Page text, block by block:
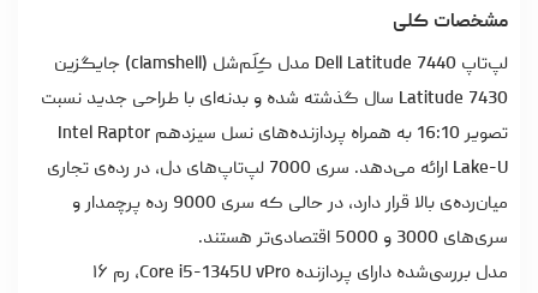
مشخصات کلی
لپ‌تاپ Dell Latitude 7440 مدل کِلَم‌شل (clamshell) جایگزین
Latitude 7430 سال گذشته شده و بدنه‌ای با طراحی جدید نسبت
تصویر 16:10 به همراه پردازنده‌های نسل سیزدهم Intel Raptor
Lake-U ارائه می‌دهد. سری 7000 لپ‌تاپ‌های دل، در رده‌ی تجاری
میان‌رده‌ی بالا قرار دارد، در حالی که سری 9000 رده پرچمدار و
سری‌های 3000 و 5000 اقتصادی‌تر هستند.
مدل بررسی‌شده دارای پردازنده Core i5-1345U vPro، رم ۱۶